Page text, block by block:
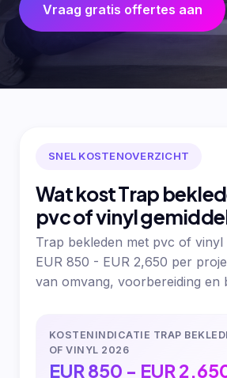
Vraag gratis offertes aan
SNEL KOSTENOVERZICHT
Wat kost Trap
pvc of vinyl
Trap bekleden met pvc of vinyl
EUR 850 - EUR 2,650 per
van omvang, voorbereiding en
KOSTENINDICATIE TRAP
OF VINYL 2026
EUR 850 - EUR